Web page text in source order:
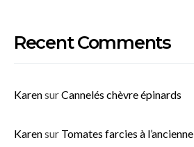
Recent Comments
KarensurCannelés chèvre épinards
Karensur Tomates farcies à l’ancienne